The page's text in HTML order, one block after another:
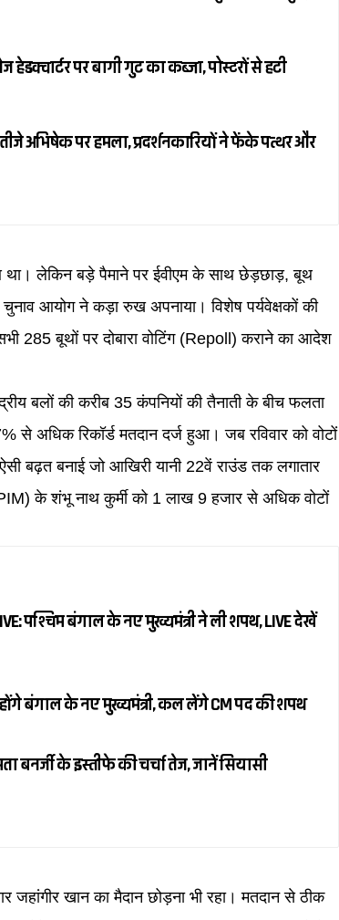
पर बागी गुट का कब्जा, पोस्टरों से हटी
अभिषेक पर हमला, प्रदर्शनकारियों ने फेंके पत्थर और
लेकिन बड़े पैमाने पर ईवीएम के साथ छेड़छाड़, बूथ
आयोग ने कड़ा रुख अपनाया। विशेष पर्यवेक्षकों की
285 बूथों पर दोबारा वोटिंग (Repoll) कराने का आदेश
बलों की करीब 35 कंपनियों की तैनाती के बीच फलता
से अधिक रिकॉर्ड मतदान दर्ज हुआ। जब रविवार को वोटों
बढ़त बनाई जो आखिरी यानी 22वें राउंड तक लगातार
के शंभू नाथ कुर्मी को 1 लाख 9 हजार से अधिक वोटों
पश्चिम बंगाल के नए मुख्यमंत्री ने ली शपथ, LIVE देखें
होंगे बंगाल के नए मुख्यमंत्री, कल लेंगे CM पद की शपथ
बनर्जी के इस्तीफे की चर्चा तेज, जानें सियासी
जहांगीर खान का मैदान छोड़ना भी रहा। मतदान से ठीक